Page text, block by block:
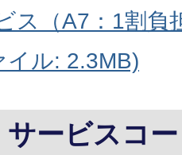
ス（A7：1割負
イル: 2.3MB)
ービスコー